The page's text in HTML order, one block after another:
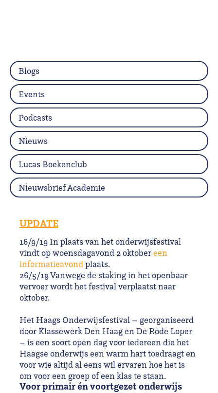
UPDATE
16/9/19 In plaats van het onderwijsfestival
vindt op woensdagavond 2 oktobereen
informatieavond plaats.
26/5/19 Vanwege de staking in het openbaar
vervoer wordt het festival verplaatst naar
oktober.
Het Haags Onderwijsfestival – georganiseerd
door Klassewerk Den Haag en De Rode Loper
– is een soort open dag voor iedereen die het
Haagse onderwijs een warm hart toedraagt en
voor wie altijd al eens wil ervaren hoe het is
om voor een groep of een klas te staan.
Voor primair én voortgezet onderwijs
Blogs
Events
Podcasts
Nieuws
Lucas Boekenclub
Nieuwsbrief Academie